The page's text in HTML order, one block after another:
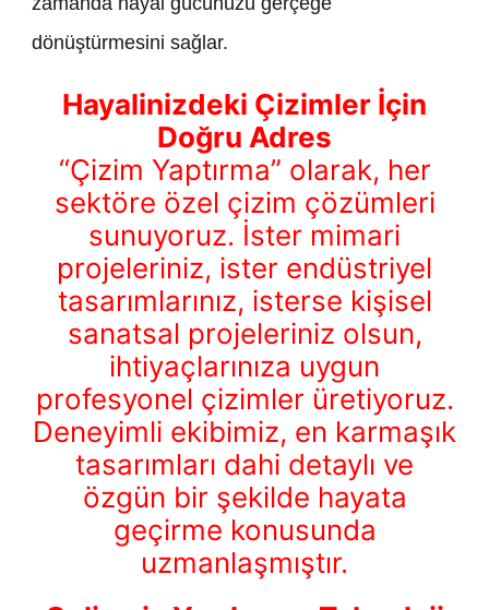
dönüştürmesini sağlar.
Hayalinizdeki Çizimler İçin
Doğru Adres
“Çizim Yaptırma” olarak, her
sektöre özel çizim çözümleri
sunuyoruz. İster mimari
projeleriniz, ister endüstriyel
tasarımlarınız, isterse kişisel
sanatsal projeleriniz olsun,
ihtiyaçlarınıza uygun
profesyonel çizimler üretiyoruz.
Deneyimli ekibimiz, en karmaşık
tasarımları dahi detaylı ve
özgün bir şekilde hayata
geçirme konusunda
uzmanlaşmıştır.